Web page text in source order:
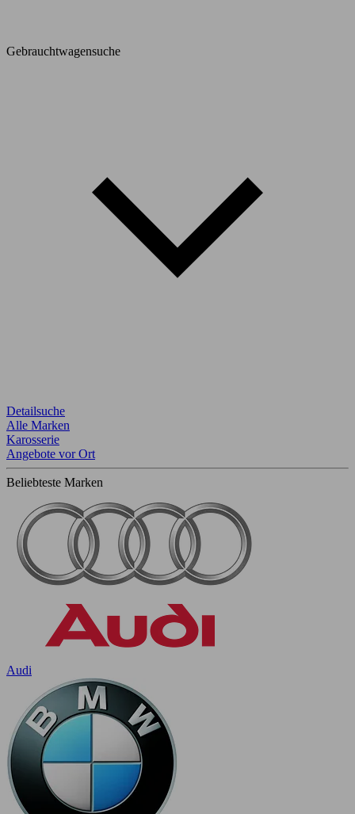
Gebrauchtwagensuche
Detailsuche
Alle Marken
Karosserie
Angebote vor Ort
Beliebteste Marken
Audi